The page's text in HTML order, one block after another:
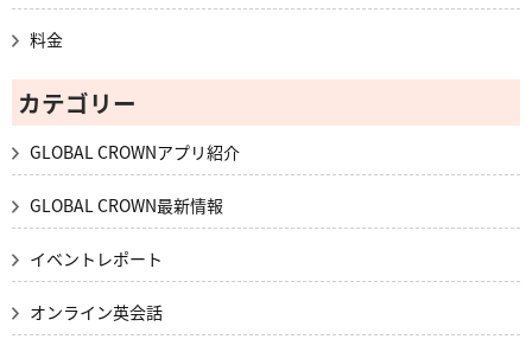
料金
カテゴリー
GLOBAL CROWNアプリ紹介
GLOBAL CROWN最新情報
イベントレポート
オンライン英会話